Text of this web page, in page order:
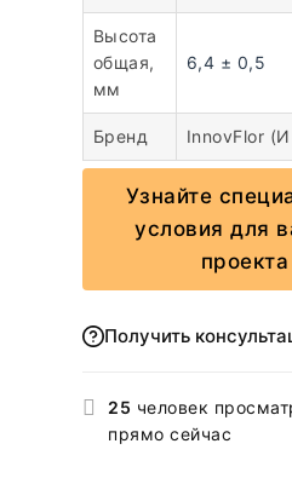
Высота
общая,
мм
6,4 ± 0,5
Бренд InnovFlor
Узнайте
условия для
проекта
Получить
25 человек
прямо сейчас